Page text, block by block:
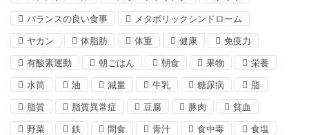
バランスの良い食事 メタボリックシンドローム
ヤカン 体脂肪 体重 健康 免疫力
有酸素運動 朝ごはん 朝食 果物 栄養
水筒 油 減量 牛乳 糖尿病 脂
脂質 脂質異常症 豆腐 豚肉 貧血
野菜 鉄 間食 青汁 食中毒 食塩